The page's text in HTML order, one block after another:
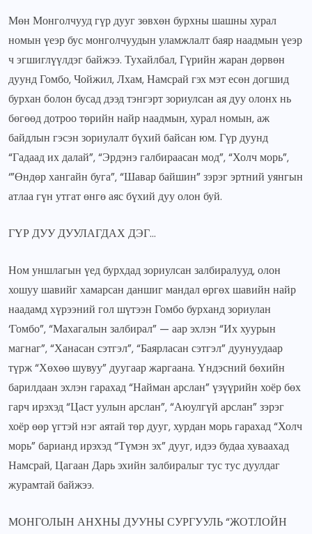
Мөн Монголчууд гүр дууг зөвхөн бурхны шашны хурал
номын үеэр бус монголчуудын уламжлалт баяр наадмын үеэр
ч эгшиглүүлдэг байжээ. Тухайлбал, Гүрийн жаран дөрвөн
дуунд Гомбо, Чойжил, Лхам, Намсрай гэх мэт есөн догшид
бурхан болон бусад дээд тэнгэрт зориулсан ая дуу олонх нь
бөгөөд дотроо төрийн найр наадмын, хурал номын, аж
байдлын гэсэн зориулалт бүхий байсан юм. Гүр дуунд
“Гадаад их далай”, “Эрдэнэ галбираасан мод”, “Холч морь”,
‘”Өндөр хангайн буга”, “Шавар байшин” зэрэг эртний уянгын
атлаа гүн утгат өнгө аяс бүхий дуу олон буй.
ГҮР ДУУ ДУУЛАГДАХ ДЭГ…
Ном уншлагын үед бурхдад зориулсан залбиралууд, олон
хошуу шавийг хамарсан даншиг мандал өргөх шавийн найр
наадамд хүрээний гол шүтээн Гомбо бурханд зориулан
‘Гомбо”, “Махагалын залбирал” — аар эхлэн “Их хуурын
магнаг”, “Ханасан сэтгэл”, “Баярласан сэтгэл” дуунуудаар
түрж “Хөхөө шувуу” дуугаар жаргаана. Үндэсний бөхийн
барилдаан эхлэн гарахад “Найман арслан” үзүүрийн хоёр бөх
гарч ирэхэд “Цаст уулын арслан”, “Аюулгүй арслан” зэрэг
хоёр өөр үгтэй нэг аятай төр дууг, хурдан морь гарахад “Холч
морь” барианд ирэхэд “Түмэн эх” дууг, идээ будаа хуваахад
Намсрай, Цагаан Дарь эхийн залбиралыг тус тус дуулдаг
журамтай байжээ.
МОНГОЛЫН АНХНЫ ДУУНЫ СУРГУУЛЬ “ЖОТЛОЙН